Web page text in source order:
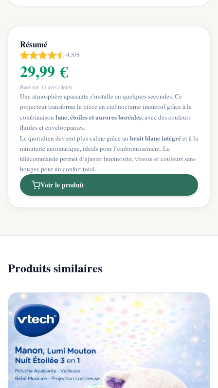
Résumé
4,5/5
29,99 €
Basé sur 33 avis clients
Une atmosphère apaisante s’installe en quelques secondes. Ce
projecteur transforme la pièce en ciel nocturne immersif grâce à la
combinaison lune, étoiles et aurores boréales, avec des couleurs
fluides et enveloppantes.
Le quotidien devient plus calme grâce au bruit blanc intégréet à la
minuterie automatique, idéals pour l’endormissement. La
télécommande permet d’ajuster luminosité, vitesse et couleurs sans
bouger, pour un confort total.
Voir le produit
Produits similaires